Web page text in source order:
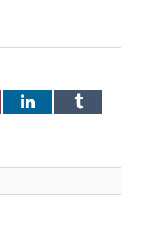
LinkedInTumblr